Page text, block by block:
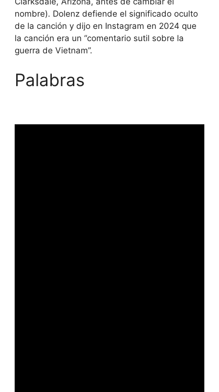
nombre). Dolenz defiende el significado oculto
de la canción y dijo en Instagram en 2024 que
la canción era un “comentario sutil sobre la
guerra de Vietnam”.
Palabras